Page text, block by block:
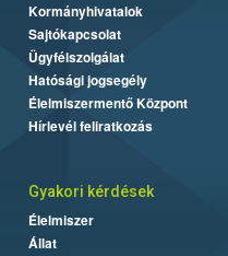
Kormányhivatalok
Sajtókapcsolat
Ügyfélszolgálat
Hatósági jogsegély
Élelmiszermentő Központ
Hírlevél feliratkozás
Gyakori kérdések
Élelmiszer
Állat